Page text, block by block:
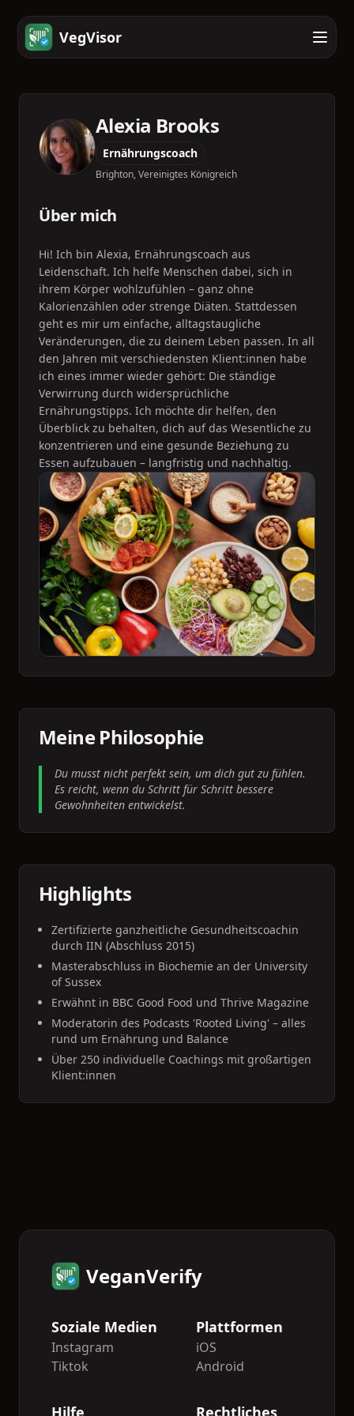
VegVisor
Alexia Brooks
Ernährungscoach
Brighton, Vereinigtes Königreich
Über mich
Hi! Ich bin Alexia, Ernährungscoach aus
Leidenschaft. Ich helfe Menschen dabei, sich in
ihrem Körper wohlzufühlen – ganz ohne
Kalorienzählen oder strenge Diäten. Stattdessen
geht es mir um einfache, alltagstaugliche
Veränderungen, die zu deinem Leben passen. In all
den Jahren mit verschiedensten Klient:innen habe
ich eines immer wieder gehört: Die ständige
Verwirrung durch widersprüchliche
Ernährungstipps. Ich möchte dir helfen, den
Überblick zu behalten, dich auf das Wesentliche zu
konzentrieren und eine gesunde Beziehung zu
Essen aufzubauen – langfristig und nachhaltig.
Meine Philosophie
Du musst nicht perfekt sein, um dich gut zu fühlen.
Es reicht, wenn du Schritt für Schritt bessere
Gewohnheiten entwickelst.
Highlights
Zertifizierte ganzheitliche Gesundheitscoachin
durch IIN (Abschluss 2015)
Masterabschluss in Biochemie an der University
of Sussex
Erwähnt in BBC Good Food und Thrive Magazine
Moderatorin des Podcasts 'Rooted Living' – alles
rund um Ernährung und Balance
Über 250 individuelle Coachings mit großartigen
Klient:innen
VeganVerify
Soziale Medien
Instagram
Tiktok
Plattformen
iOS
Android
Hilfe Rechtliches